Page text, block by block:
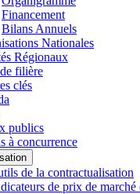
Financement
Bilans Annuels
Nationales
Régionaux
filière
clés
publics
à concurrence
de la contractualisation
de prix de